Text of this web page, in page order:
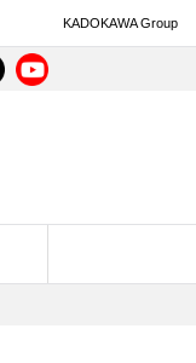
KADOKAWA Group